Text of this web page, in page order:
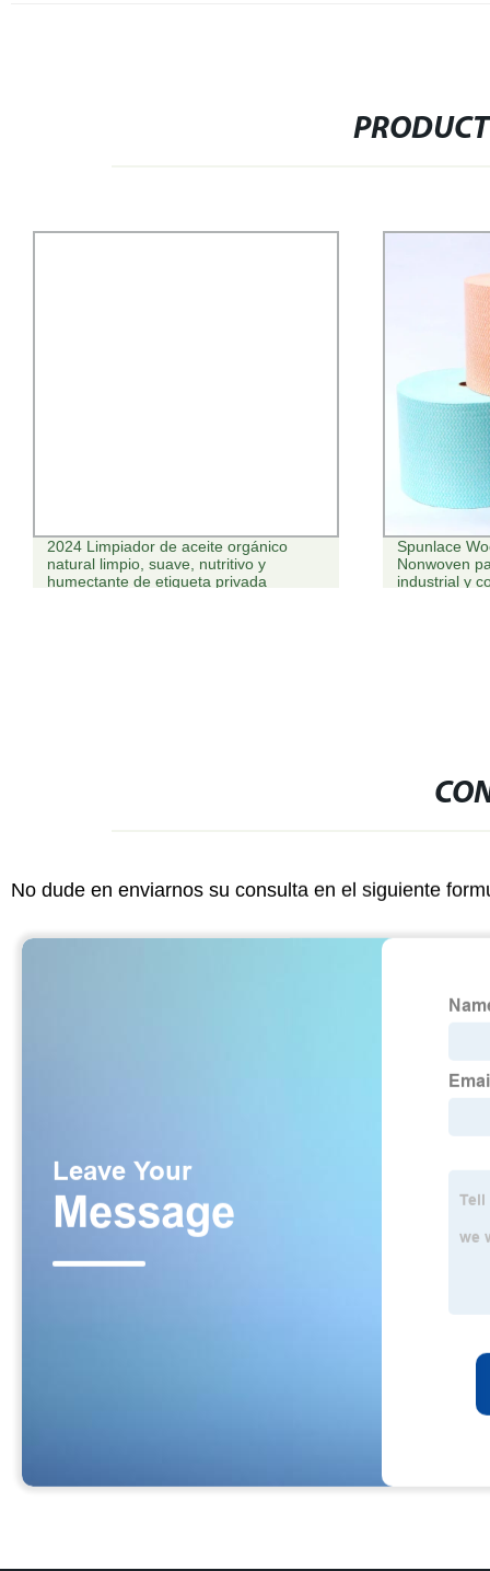
2024 Limpiador de aceite orgánico
natural limpio, suave, nutritivo y
humectante de etiqueta privada
Spunlace
Nonwoven
industrial y
No dude en enviarnos su consulta en el siguiente